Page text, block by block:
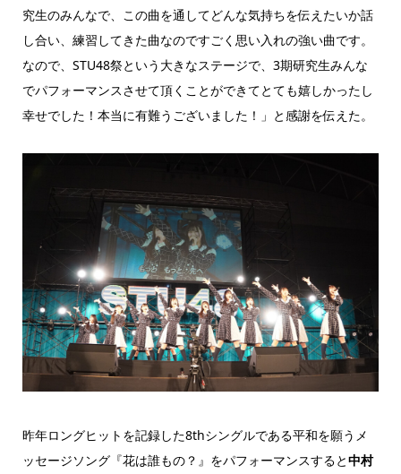
究生のみんなで、この曲を通してどんな気持ちを伝えたいか話
し合い、練習してきた曲なのですごく思い入れの強い曲です。
なので、STU48祭という大きなステージで、3期研究生みんな
でパフォーマンスさせて頂くことができてとても嬉しかったし
幸せでした！本当に有難うございました！」と感謝を伝えた。
昨年ロングヒットを記録した8thシングルである平和を願うメ
ッセージソング『花は誰もの？』をパフォーマンスすると中村